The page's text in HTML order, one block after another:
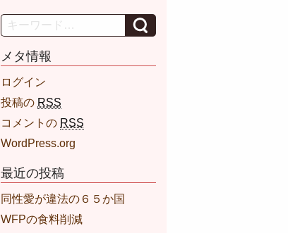
Search
メタ情報
ログイン
投稿の RSS
コメントの RSS
WordPress.org
最近の投稿
同性愛が違法の６５か国
WFPの食料削減